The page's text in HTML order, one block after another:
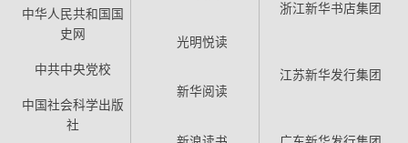
中华人民共和国国
史网
中共中央党校
中国社会科学出版
社
光明悦读
新华阅读
浙江新华书店集团
江苏新华发行集团